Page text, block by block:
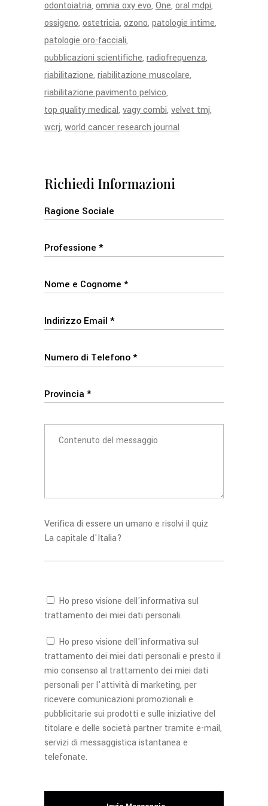
odontoiatria omnia oxy evo One oral mdpi
ossigeno ostetricia ozono patologie intime
patologie oro-facciali
pubblicazioni scientifiche radiofrequenza
riabilitazione riabilitazione muscolare
riabilitazione pavimento pelvico
top quality medical vagy combi velvet tmj
wcrj world cancer research journal
Richiedi Informazioni
Verifica di essere un umano e risolvi il quiz
La capitale d'Italia?
Ho preso visione dell'informativasul
trattamento dei miei dati personali.
Ho preso visione dell'informativasul
trattamento dei miei dati personali e presto il
mio consenso al trattamento dei miei dati
personali per l'attività di marketing, per
ricevere comunicazioni promozionali e
pubblicitarie sui prodotti e sulle iniziative del
titolare e delle società partner tramite e-mail,
servizi di messaggistica istantanea e
telefonate.